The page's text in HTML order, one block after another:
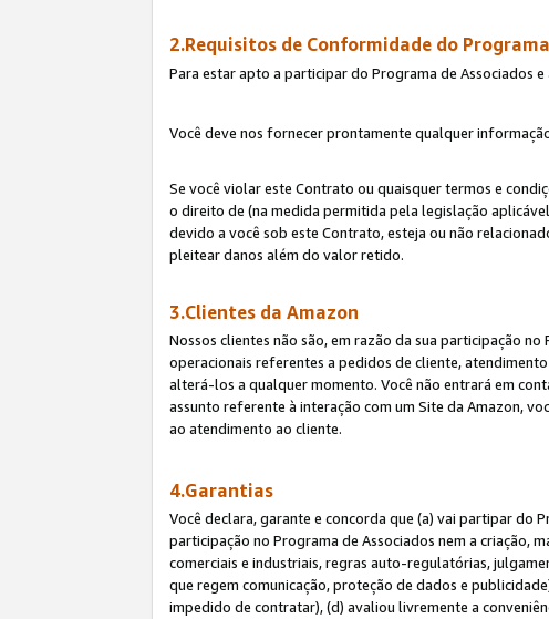
2.Requisitos de Conformidade do
Para estar apto a participar do Programa de Associados
Você deve nos fornecer prontamente qualquer
Se você violar este Contrato ou quaisquer termos e
o direito de (na medida permitida pela legislação
devido a você sob este Contrato, esteja ou não
pleitear danos além do valor retido.
3.Clientes da Amazon
Nossos clientes não são, em razão da sua participação
operacionais referentes a pedidos de cliente,
alterá-los a qualquer momento. Você não entrará em
assunto referente à interação com um Site da Amazon,
ao atendimento ao cliente.
4.Garantias
Você declara, garante e concorda que (a) vai partipar do
participação no Programa de Associados nem a criação,
comerciais e industriais, regras auto-regulatórias,
que regem comunicação, proteção de dados e
impedido de contratar), (d) avaliou livremente a